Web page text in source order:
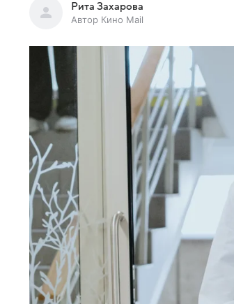
Рита Захарова
Автор Кино Mail